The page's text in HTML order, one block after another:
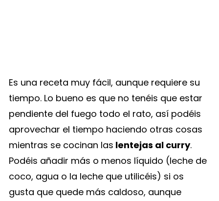
Es una receta muy fácil, aunque requiere su
tiempo. Lo bueno es que no tenéis que estar
pendiente del fuego todo el rato, así podéis
aprovechar el tiempo haciendo otras cosas
mientras se cocinan las lentejas al curry.
Podéis añadir más o menos líquido (leche de
coco, agua o la leche que utilicéis) si os
gusta que quede más caldoso, aunque